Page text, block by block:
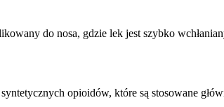
do nosa, gdzie lek jest szybko
opioidów, które są stosowane